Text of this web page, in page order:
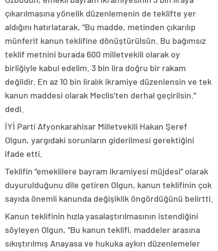
çıkarılmasına yönelik düzenlemenin de teklifte yer
aldığını hatırlatarak, “Bu madde, metinden çıkarılıp
münferit kanun teklifine dönüştürülsün. Bu bağımsız
teklif metnini burada 600 milletvekili olarak oy
birliğiyle kabul edelim. 3 bin lira doğru bir rakam
değildir. En az 10 bin liralık ikramiye düzenlensin ve tek
kanun maddesi olarak Meclis’ten derhal geçirilsin.”
dedi.
İYİ Parti Afyonkarahisar Milletvekili Hakan Şeref
Olgun, yargıdaki sorunların giderilmesi gerektiğini
ifade etti.
Teklifin “emeklilere bayram ikramiyesi müjdesi” olarak
duyurulduğunu dile getiren Olgun, kanun teklifinin çok
sayıda önemli kanunda değişiklik öngördüğünü belirtti.
Kanun teklifinin hızla yasalaştırılmasının istendiğini
söyleyen Olgun, “Bu kanun teklifi, maddeler arasına
sıkıştırılmış Anayasa ve hukuka aykırı düzenlemeler